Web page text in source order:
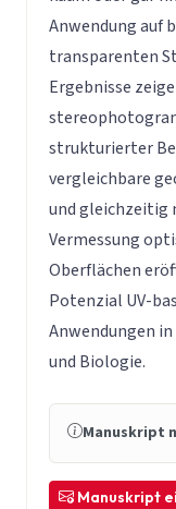
Anwendung auf
transparenten
Ergebnisse
strukturierter
vergleichbare
und gleichzeitig
Vermessung
Oberflächen
Potenzial UV-
Anwendungen
und Biologie.
Manuskript
Manuskript